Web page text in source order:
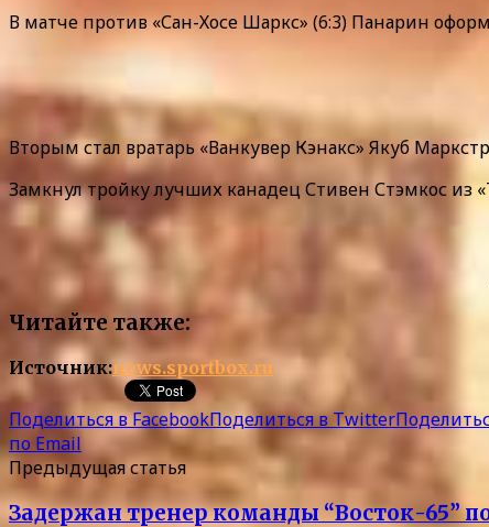
В матче против «Сан-Хосе Шаркс» (6:3) Панарин
Вторым стал вратарь «Ванкувер Кэнакс» Якуб
Замкнул тройку лучших канадец Стивен Стэмкос из
Читайте также:
Источник:news.sportbox.ru
Поделиться в FacebookПоделиться в Twitter
по Email
Предыдущая статья
Задержан тренер команды “Восток-65”